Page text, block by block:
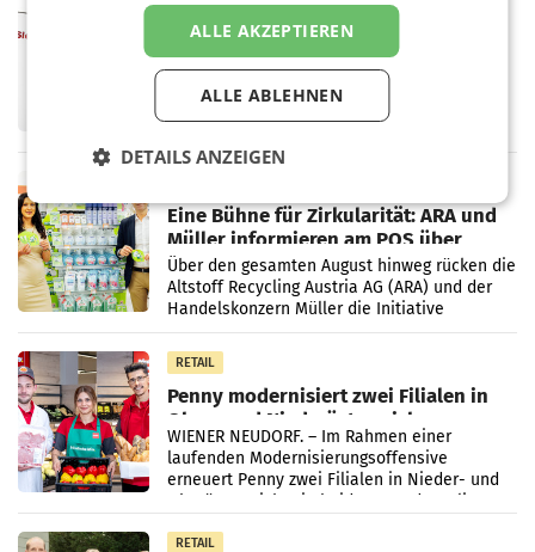
ProSiebenSat.1 spart und macht
überraschend viel Gewinn
UNTERFÖHRING/MAILAND/AMSTERDAM. Der
Fernsehkonzern ProSiebenSat.1 hat im
Frühjahr dank Kostensenkungen operativ
Markterwartung deutlich übertroffen.
Eine Bühne für Zirkularität: ARA und
Müller informieren am POS über
Kreislauffähigkeit
Über den gesamten August hinweg rücken die
Altstoff Recycling Austria AG (ARA) und der
Handelskonzern Müller die Initiative
„Kreislauf-Helden“ in allen österreichischen
Müller-Filialen
RETAIL
Penny modernisiert zwei Filialen in
Ober- und Niederösterreich
WIENER NEUDORF. – Im Rahmen einer
laufenden Modernisierungsoffensive
erneuert Penny zwei Filialen in Nieder- und
Oberösterreich. Die beiden Standorte liegen
RETAIL
ALLE AKZEPTIEREN
ALLE ABLEHNEN
DETAILS ANZEIGEN